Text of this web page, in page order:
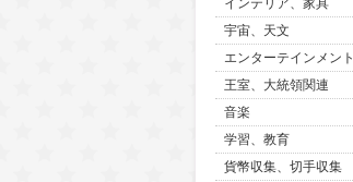
インテリア、家具
宇宙、天文
エンターテインメント
王室、大統領関連
音楽
学習、教育
貨幣収集、切手収集